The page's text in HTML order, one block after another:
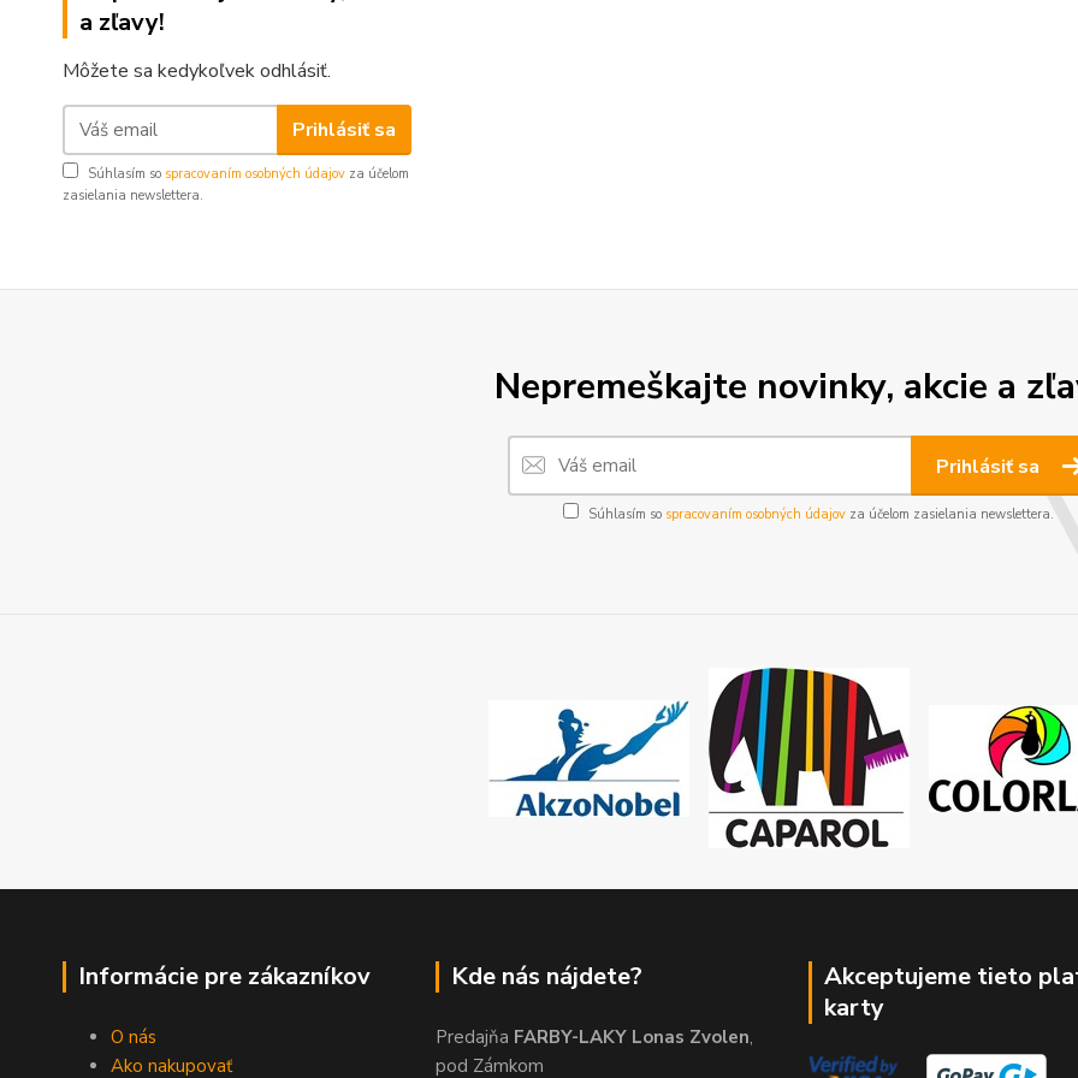
a zľavy!
Môžete sa kedykoľvek odhlásiť.
Prihlásiť sa
Súhlasím so spracovaním osobných údajov za účelom
zasielania newslettera.
Nepremeškajte novinky, akcie a
Prihlásiť sa
Súhlasím so spracovaním osobných údajov za účelom zasielania newslettera.
Informácie pre zákazníkov
O nás
Ako nakupovať
Kde nás nájdete?
Predajňa FARBY-LAKY Lonas Zvolen,
pod Zámkom
Akceptujeme tieto
karty